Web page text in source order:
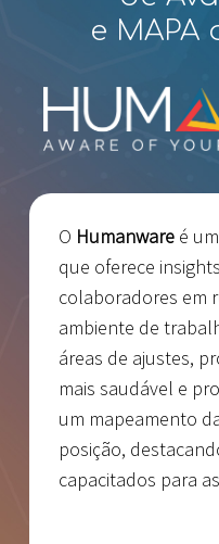
e MAPA
O Humanwareé
que oferece
colaboradores em
ambiente de
áreas de ajustes,
mais saudável e
um mapeamento
posição,
capacitados para